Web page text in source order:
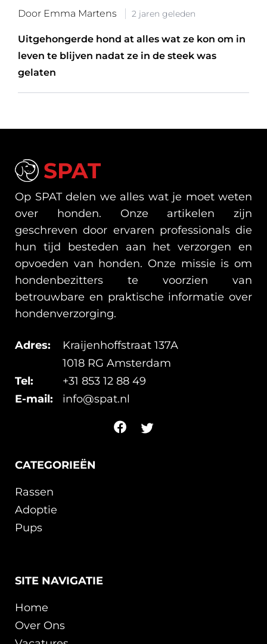
Door Emma Martens 2 jaren geleden
Uitgehongerde hond at alles wat ze kon om in
leven te blijven nadat ze in de steek was
gelaten
CATEGORIEËN
Rassen
Adoptie
Pups
SITE NAVIGATIE
Home
Over Ons
SPAT
Op SPAT delen we alles wat je moet weten
over honden. Onze artikelen zijn
geschreven door ervaren professionals die
hun tijd besteden aan het verzorgen en
opvoeden van honden. Onze missie is om
hondenbezitters te voorzien van
betrouwbare en praktische informatie over
hondenverzorging.
Adres:
Kraijenhoffstraat 137A
1018 RG Amsterdam
Tel:
+31 853 12 88 49
E-mail:
info@spat.nl